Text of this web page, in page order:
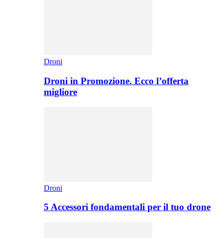
Droni
Droni in Promozione. Ecco l’offerta
migliore
Droni
5 Accessori fondamentali per il tuo drone